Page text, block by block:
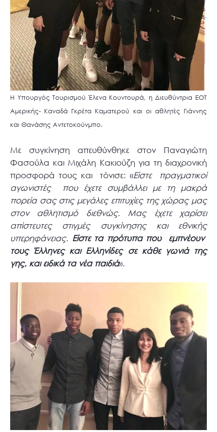
Η Υπουργός Τουρισμού Έλενα Κουντουρά, η Διευθύντρια ΕΟΤ
Αμερικής- Καναδά Γκρέτα Καματερού και οι αθλητές Γιάννης
και Θανάσης Αντετοκούνμπο.
Με συγκίνηση απευθύνθηκε στον Παναγιώτη
Φασούλα και Μιχάλη Κακιούζη για τη διαχρονική
προσφορά τους και τόνισε: «Είστε πραγματικοί
αγωνιστές που έχετε συμβάλλει με τη μακρά
πορεία σας στις μεγάλες επιτυχίες της χώρας μας
στον αθλητισμό διεθνώς. Μας έχετε χαρίσει
απίστευτες στιγμές συγκίνησης και εθνικής
υπερηφάνειας. Είστε τα πρότυπα που εμπνέουν
τους Έλληνες και Ελληνίδες σε κάθε γωνιά της
γης, και ειδικά τα νέα παιδιά».